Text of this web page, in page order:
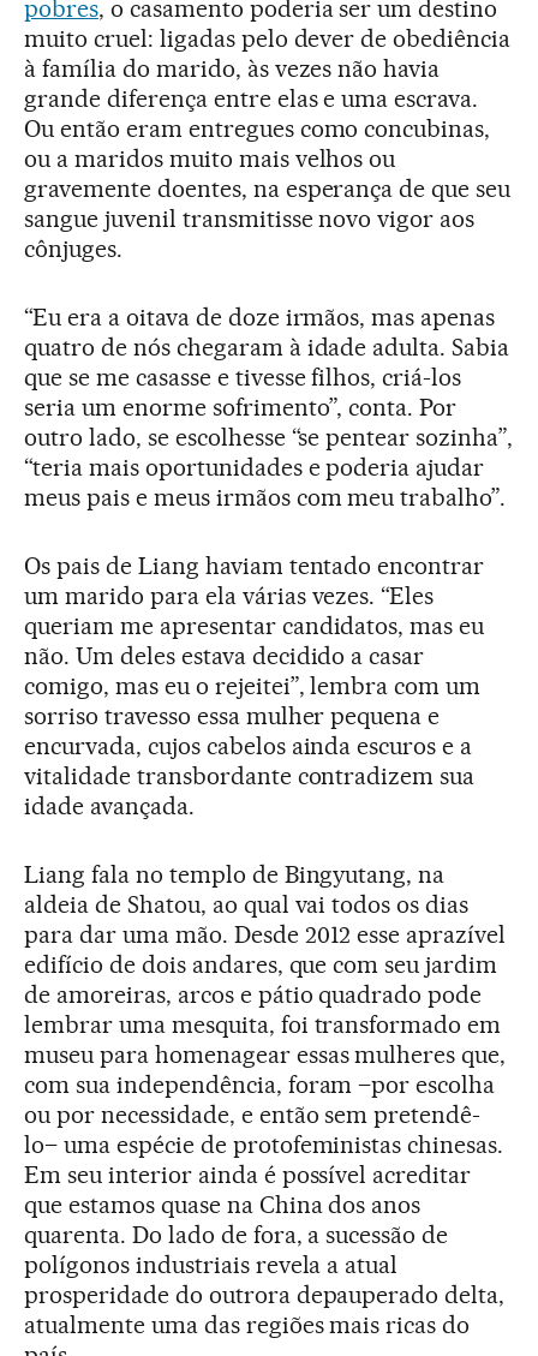
pobres, o casamento poderia ser um destino
muito cruel: ligadas pelo dever de obediência
à família do marido, às vezes não havia
grande diferença entre elas e uma escrava.
Ou então eram entregues como concubinas,
ou a maridos muito mais velhos ou
gravemente doentes, na esperança de que seu
sangue juvenil transmitisse novo vigor aos
cônjuges.
“Eu era a oitava de doze irmãos, mas apenas
quatro de nós chegaram à idade adulta. Sabia
que se me casasse e tivesse filhos, criá-los
seria um enorme sofrimento”, conta. Por
outro lado, se escolhesse “se pentear sozinha”,
“teria mais oportunidades e poderia ajudar
meus pais e meus irmãos com meu trabalho”.
Os pais de Liang haviam tentado encontrar
um marido para ela várias vezes. “Eles
queriam me apresentar candidatos, mas eu
não. Um deles estava decidido a casar
comigo, mas eu o rejeitei”, lembra com um
sorriso travesso essa mulher pequena e
encurvada, cujos cabelos ainda escuros e a
vitalidade transbordante contradizem sua
idade avançada.
Liang fala no templo de Bingyutang, na
aldeia de Shatou, ao qual vai todos os dias
para dar uma mão. Desde 2012 esse aprazível
edifício de dois andares, que com seu jardim
de amoreiras, arcos e pátio quadrado pode
lembrar uma mesquita, foi transformado em
museu para homenagear essas mulheres que,
com sua independência, foram –por escolha
ou por necessidade, e então sem pretendê-
lo– uma espécie de protofeministas chinesas.
Em seu interior ainda é possível acreditar
que estamos quase na China dos anos
quarenta. Do lado de fora, a sucessão de
polígonos industriais revela a atual
prosperidade do outrora depauperado delta,
atualmente uma das regiões mais ricas do